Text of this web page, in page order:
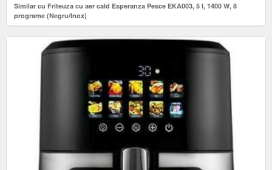
Similar cu Friteuza cu aer cald Esperanza Pesce EKA003, 5 l, 1400 W, 8
programe (Negru/Inox)